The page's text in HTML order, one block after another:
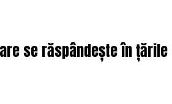
se răspândește în țările